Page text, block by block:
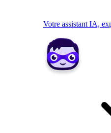
Votre assistant IA,